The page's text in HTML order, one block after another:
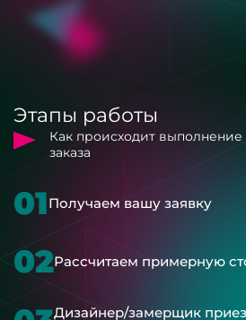
Этапы работы
Как происходит выполнение
заказа
01Получаем вашу заявку
02Рассчитаем примерную
Дизайнер/замерщик